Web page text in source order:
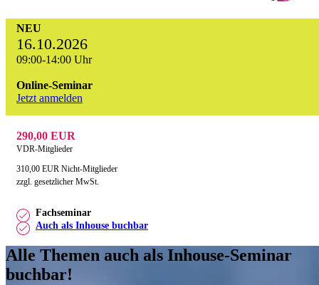
NEU
16.10.2026
09:00-14:00 Uhr
Online-Seminar
Jetzt anmelden
290,00 EUR
VDR-Mitglieder
310,00 EUR Nicht-Mitglieder
zzgl. gesetzlicher MwSt.
Fachseminar
Auch als Inhouse buchbar
Alle Themen auch als Inhouse-Seminar
buchbar!